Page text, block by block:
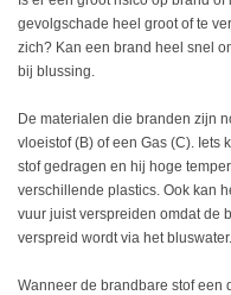
gevolgschade heel groot of te
zich? Kan een brand heel snel
bij blussing.
De materialen die branden zijn
vloeistof (B) of een Gas (C). Iets
stof gedragen en hij hoge
verschillende plastics. Ook kan
vuur juist verspreiden omdat de
verspreid wordt via het bluswater.
Wanneer de brandbare stof een